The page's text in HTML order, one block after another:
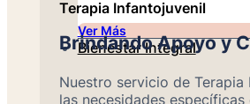
Ver Más
Bienestar Integral
Terapia Infantojuvenil
Brindando Apoyo y
Nuestro servicio de
las necesidades